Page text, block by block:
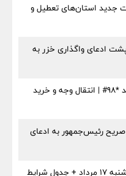
مرداد | فهرست جدید استان‌های تعطیل و
ادعای واگذاری خزر به
نحوه فعال‌سازی کیف پول ایران با کد *98# | انتقال وجه و خرید
رئیس‌جمهور به ادعای